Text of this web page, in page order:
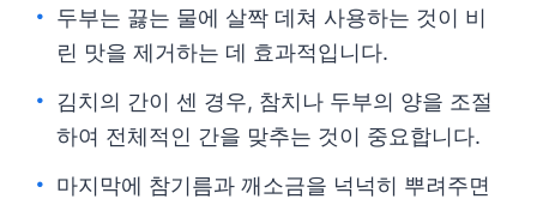
두부는 끓는 물에 살짝 데쳐 사용하는 것이 비
린 맛을 제거하는 데 효과적입니다.
김치의 간이 센 경우, 참치나 두부의 양을 조절
하여 전체적인 간을 맞추는 것이 중요합니다.
마지막에 참기름과 깨소금을 넉넉히 뿌려주면